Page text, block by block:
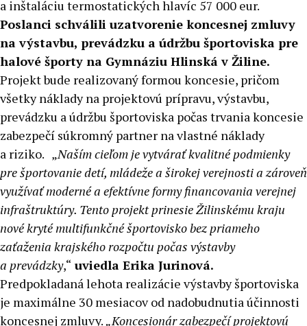
a inštaláciu termostatických hlavíc 57 000 eur.
Poslanci schválili uzatvorenie koncesnej zmluvy
na výstavbu, prevádzku a údržbu športoviska pre
halové športy na Gymnáziu Hlinská v Žiline.
Projekt bude realizovaný formou koncesie, pričom
všetky náklady na projektovú prípravu, výstavbu,
prevádzku a údržbu športoviska počas trvania koncesie
zabezpečí súkromný partner na vlastné náklady
a riziko. „Naším cieľom je vytvárať kvalitné podmienky
pre športovanie detí, mládeže a širokej verejnosti a zároveň
využívať moderné a efektívne formy financovania verejnej
infraštruktúry. Tento projekt prinesie Žilinskému kraju
nové kryté multifunkčné športovisko bez priameho
zaťaženia krajského rozpočtu počas výstavby
a prevádzky,“ uviedla Erika Jurinová.
Predpokladaná lehota realizácie výstavby športoviska
je maximálne 30 mesiacov od nadobudnutia účinnosti
koncesnej zmluvy.„Koncesionár zabezpečí projektovú